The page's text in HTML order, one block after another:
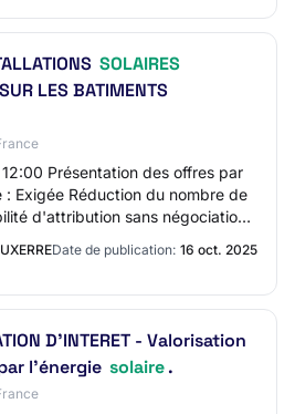
SOLAIRES
LES BATIMENTS
Présentation des offres par
Exigée Réduction du nombre de
d'attribution sans négociation :
Date de publication: 16 oct. 2025
D'INTERET - Valorisation
l'énergie solaire.